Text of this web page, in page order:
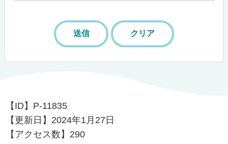
【ID】 P-11835
【更新日】 2024年1月27日
【アクセス数】 290